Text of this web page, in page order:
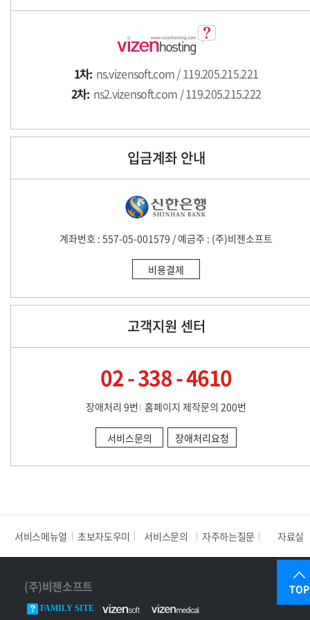
1차: ns.vizensoft.com / 119.205.215.221
2차: ns2.vizensoft.com / 119.205.215.222
입금계좌 안내
계좌번호 : 557-05-001579 / 예금주 : (주)비젠소프트
비용결제
고객지원 센터
02 - 338 - 4610
장애처리 9번 홈페이지 제작문의 200번
서비스문의 장애처리요청
서비스메뉴얼 초보자도우미 서비스문의 자주하는질문 자료실
TOP
(주)비젠소프트
FAMILY SITE